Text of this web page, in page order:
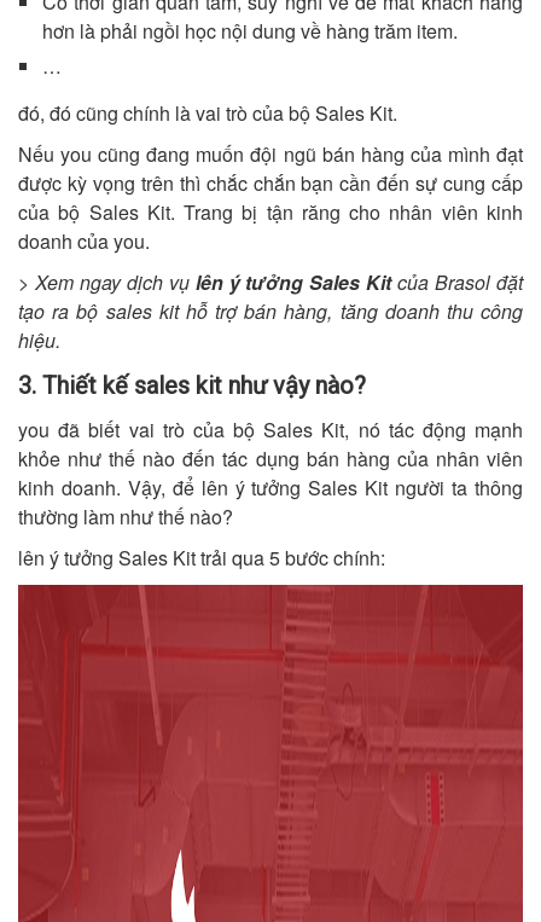
hơn là phải ngồi học nội dung về hàng trăm item.
…
đó, đó cũng chính là vai trò của bộ Sales Kit.
Nếu you cũng đang muốn đội ngũ bán hàng của mình đạt
được kỳ vọng trên thì chắc chắn bạn cần đến sự cung cấp
của bộ Sales Kit. Trang bị tận răng cho nhân viên kinh
doanh của you.
> Xem ngay dịch vụ lên ý tưởng Sales Kitcủa Brasol đặt
tạo ra bộ sales kit hỗ trợ bán hàng, tăng doanh thu công
hiệu.
3. Thiết kế sales kit như vậy nào?
you đã biết vai trò của bộ Sales Kit, nó tác động mạnh
khỏe như thế nào đến tác dụng bán hàng của nhân viên
kinh doanh. Vậy, để lên ý tưởng Sales Kit người ta thông
thường làm như thế nào?
lên ý tưởng Sales Kit trải qua 5 bước chính: